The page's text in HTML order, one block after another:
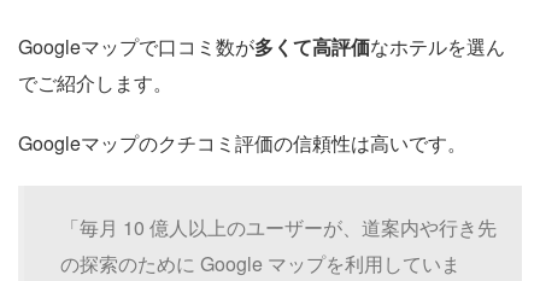
Googleマップで口コミ数が多くて高評価なホテルを選ん
でご紹介します。
Googleマップのクチコミ評価の信頼性は高いです。
「毎月 10 億人以上のユーザーが、道案内や行き先
の探索のために Google マップを利用していま